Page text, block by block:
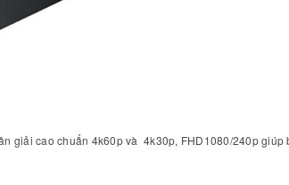
giải cao chuẩn 4k60p và 4k30p, FHD1080/240p